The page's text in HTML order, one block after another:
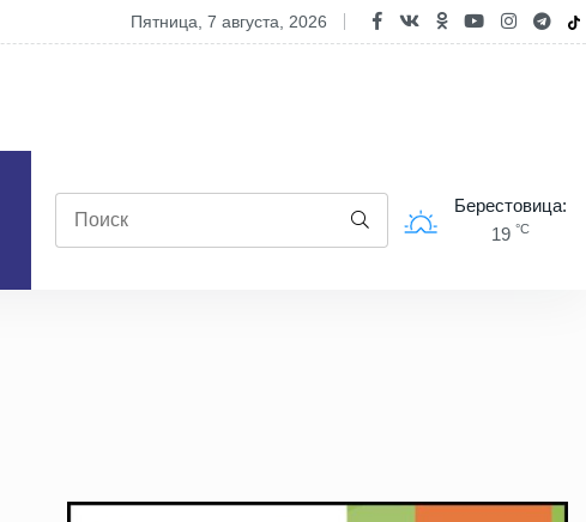
Запрашаем на свята хлеба "З прыпёкам!"
пятница, 7 августа, 2026
Берестовица:
19 °C